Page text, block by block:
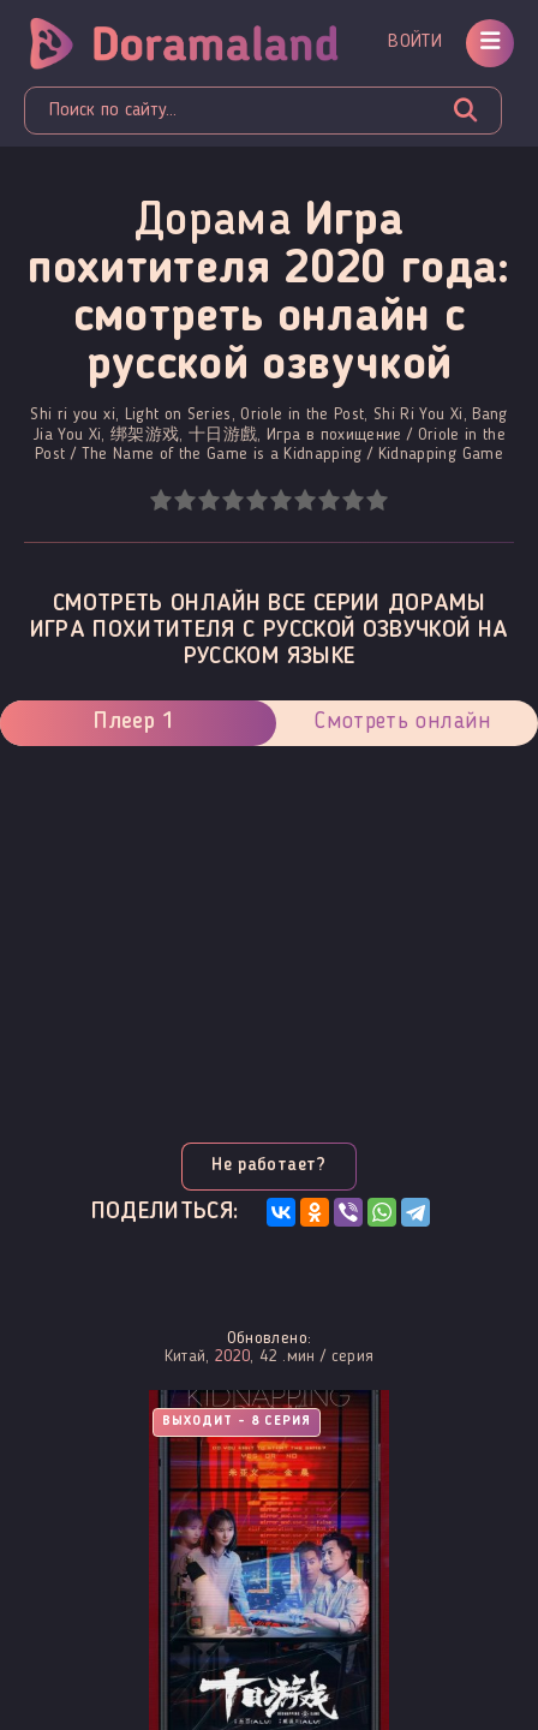
ВОЙТИ
Дорама Игра
похитителя 2020 года:
смотреть онлайн c
русской озвучкой
Shi ri you xi, Light on Series, Oriole in the Post, Shi Ri You Xi, Bang
Jia You Xi, 绑架游戏, 十日游戲, Игра в похищение / Oriole in the
Post / The Name of the Game is a Kidnapping / Kidnapping Game
СМОТРЕТЬ ОНЛАЙН ВСЕ СЕРИИ ДОРАМЫ
ИГРА ПОХИТИТЕЛЯ С РУССКОЙ ОЗВУЧКОЙ НА
РУССКОМ ЯЗЫКЕ
Плеер 1 Смотреть онлайн
Не работает?
ПОДЕЛИТЬСЯ:
Обновлено:
Китай,2020 , 42 .мин / серия
ВЫХОДИТ - 8 СЕРИЯ